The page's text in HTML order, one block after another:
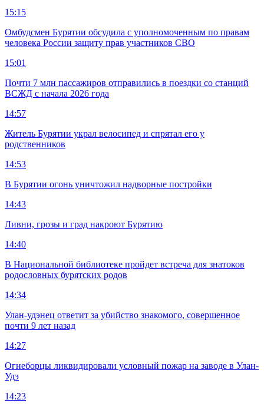
15:15
Омбудсмен Бурятии обсудила с уполномоченным по правам
человека России защиту прав участников СВО
15:01
Почти 7 млн пассажиров отправились в поездки со станций
ВСЖД с начала 2026 года
14:57
Житель Бурятии украл велосипед и спрятал его у
родственников
14:53
В Бурятии огонь уничтожил надворные постройки
14:43
Ливни, грозы и град накроют Бурятию
14:40
В Национальной библиотеке пройдет встреча для знатоков
родословных бурятских родов
14:34
Улан-удэнец ответит за убийство знакомого, совершенное
почти 9 лет назад
14:27
Огнеборцы ликвидировали условный пожар на заводе в Улан-
Удэ
14:23